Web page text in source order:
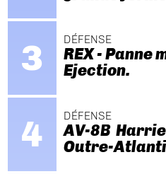
DÉFENSE
REX - Panne
Ejection.
DÉFENSE
AV-8B
Outre-